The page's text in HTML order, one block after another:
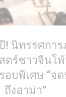
! นิทรรศกา
ตร์ชาวจีนโ
อบพิเศษ “จ
ถึงอาม่า”